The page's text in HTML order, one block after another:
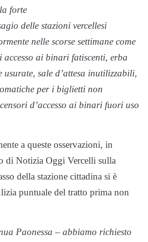
forte
delle stazioni vercellesi
nelle scorse settimane come
accesso ai binari fatiscenti, erba
usurate, sale d’attesa inutilizzabili,
per i biglietti non
d’accesso ai binari fuori uso
a queste osservazioni, in
di Notizia Oggi Vercelli sulla
della stazione cittadina si è
puntuale del tratto prima non
Paonessa – abbiamo richiesto